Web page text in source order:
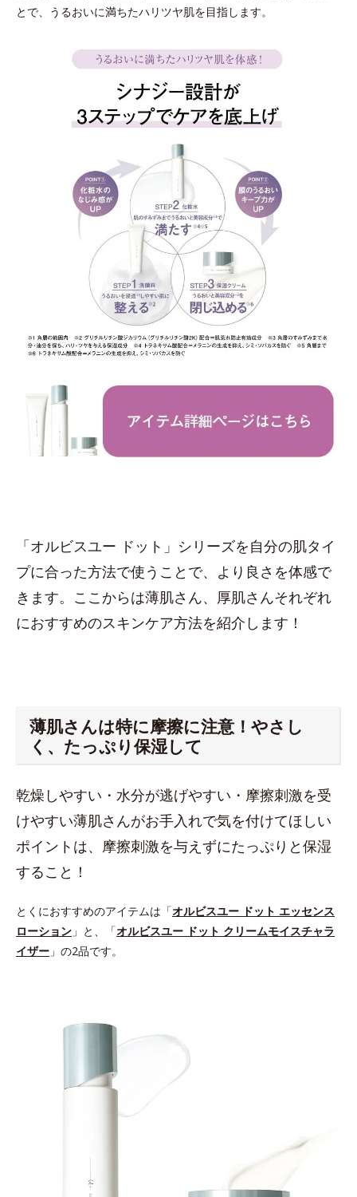
とで、うるおいに満ちたハリツヤ肌を目指します。
「オルビスユー ドット」シリーズを自分の肌タイ
プに合った方法で使うことで、より良さを体感で
きます。ここからは薄肌さん、厚肌さんそれぞれ
におすすめのスキンケア方法を紹介します！
薄肌さんは特に摩擦に注意！やさし
く、たっぷり保湿して
乾燥しやすい・水分が逃げやすい・摩擦刺激を受
けやすい薄肌さんがお手入れで気を付けてほしい
ポイントは、摩擦刺激を与えずにたっぷりと保湿
すること！
とくにおすすめのアイテムは「オルビスユー ドット エッセンス
ローション 」と、「オルビスユー ドット クリームモイスチャラ
イザー 」の2品です。